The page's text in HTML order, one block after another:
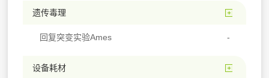
遗传毒理
回复突变实验Ames
设备耗材